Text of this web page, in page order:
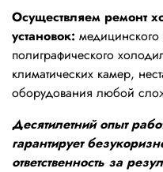
Осуществляем ремонт
установок:
полиграфического
климатических камер,
оборудования любой
Десятилетний опыт
гарантирует
ответственность за